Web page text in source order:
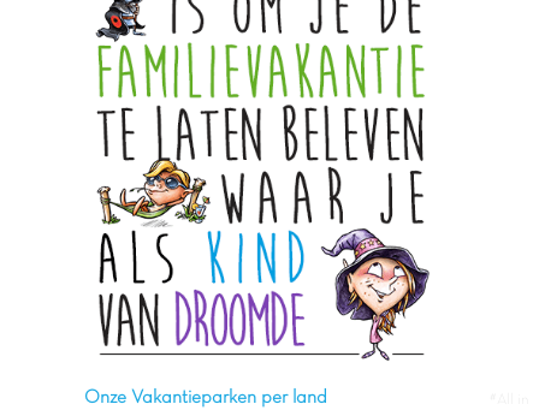
Onze Vakantieparken per land